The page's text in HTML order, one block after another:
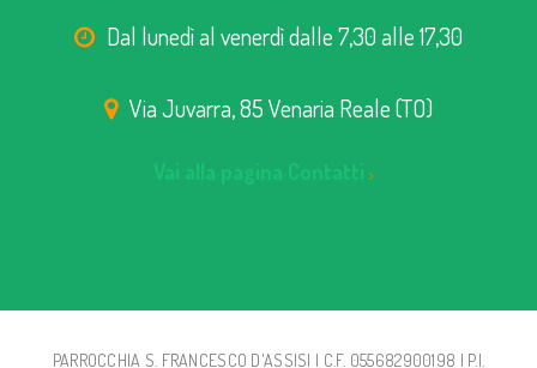
Dal lunedì al venerdì dalle 7,30 alle 17,30
Via Juvarra, 85 Venaria Reale (TO)
PARROCCHIA S. FRANCESCO D'ASSISI | C.F. 055682900198 | P.I.